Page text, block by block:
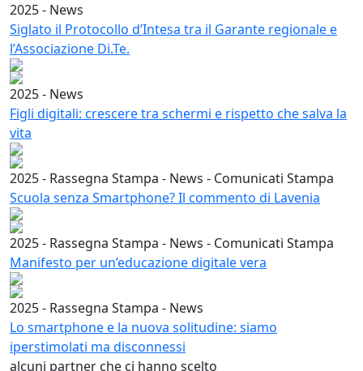
2025 - News
Siglato il Protocollo d’Intesa tra il Garante regionale e
l’Associazione Di.Te.
2025 - News
Figli digitali: crescere tra schermi e rispetto che salva la
vita
2025 - Rassegna Stampa - News - Comunicati Stampa
Scuola senza Smartphone? Il commento di Lavenia
2025 - Rassegna Stampa - News - Comunicati Stampa
Manifesto per un’educazione digitale vera
2025 - Rassegna Stampa - News
Lo smartphone e la nuova solitudine: siamo
iperstimolati ma disconnessi
alcuni partner che ci hanno scelto